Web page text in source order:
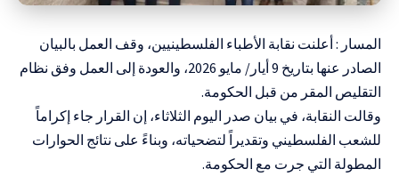
المسار : أعلنت نقابة الأطباء الفلسطينيين، وقف العمل بالبيان
الصادر عنها بتاريخ 9 أيار/ مايو 2026، والعودة إلى العمل وفق نظام
التقليص المقر من قبل الحكومة.
وقالت النقابة، في بيان صدر اليوم الثلاثاء، إن القرار جاء إكراماً
للشعب الفلسطيني وتقديراً لتضحياته، وبناءً على نتائج الحوارات
المطولة التي جرت مع الحكومة.